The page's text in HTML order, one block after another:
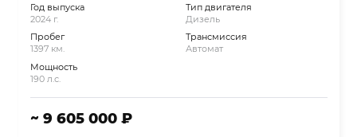
Год выпуска
2024 г.
Пробег
1397 км.
Мощность
190 л.с.
Тип двигателя
Дизель
Трансмиссия
Автомат
~ 9 605 000 ₽